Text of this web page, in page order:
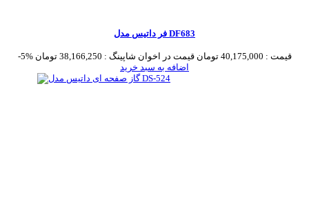
فر داتیس مدل DF683
-5% قیمت : 40,175,000 تومان قیمت در اخوان شاپینگ : 38,166,250 تومان
اضافه به سبد خرید